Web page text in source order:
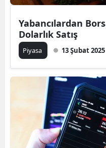
Yabancılardan
Dolarlık Satış
Piyasa 13 Şubat 2025